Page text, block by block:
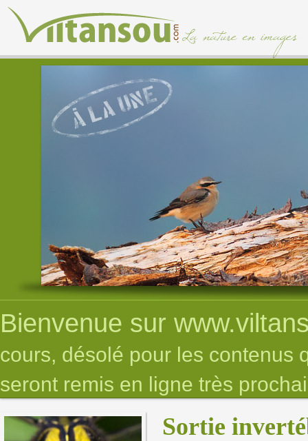
Bienvenue sur
cours, désolé pour les contenus
seront remis en ligne très
Sortie